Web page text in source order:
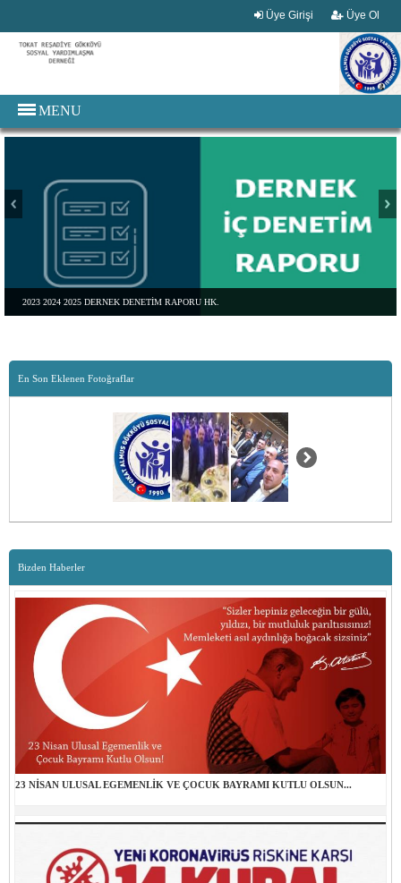
Üye Girişi Üye Ol
MENU
2023 2024 2025 DERNEK DENETİM RAPORU HK.
En Son Eklenen Fotoğraflar
Bizden Haberler
23 NİSAN ULUSAL EGEMENLİK VE ÇOCUK BAYRAMI KUTLU OLSUN...